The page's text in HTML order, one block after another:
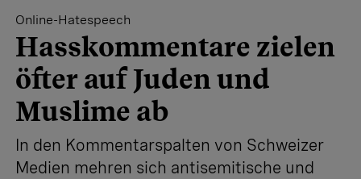
Online-Hatespeech
Hasskommentare zielen
öfter auf Juden und
Muslime ab
In den Kommentarspalten von Schweizer
Medien mehren sich antisemitische und